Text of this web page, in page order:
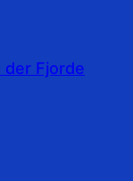
der Fjorde